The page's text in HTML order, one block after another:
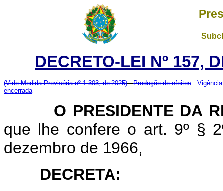
DECRETO-LEI Nº 157,
(Vide Medida Provisória nº 1.303, de 2025) Produção de efeitos
Vigência
encerrada
O PRESIDENTE DA
que lhe confere o art. 9º §
dezembro de 1966,
DECRETA: